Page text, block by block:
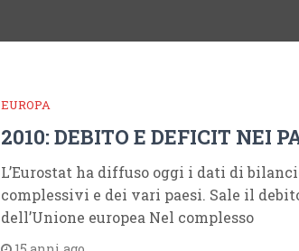
EUROPA
2010: DEBITO E DEFICIT NEI
L’Eurostat ha diffuso oggi i dati di
complessivi e dei vari paesi. Sale il
dell’Unione europea Nel complesso